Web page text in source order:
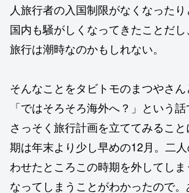
人旅行者の入国制限がなくなったり
国内も騒がしくなってきたことだ
旅行は潮時なのかもしれない。
そんなことをタビトモのまつやさ
「ではそろそろ海外へ？」という話
さっそく旅行計画を立ててみるこ
期は年末より少し早めの12月。二
わせたところこの時期を外してし
なってしまうことがわかったので